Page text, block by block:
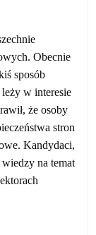
Obecnie
sposób
w interesie
że osoby
stron
Kandydaci,
na temat